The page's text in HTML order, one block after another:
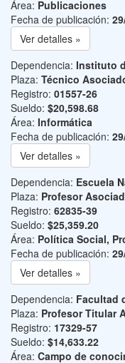
Área: Publicaciones
Fecha de publicación:
Ver detalles »
Dependencia: Instituto
Plaza: Técnico
Registro: 01557-26
Sueldo: $20,598.68
Área: Informática
Fecha de publicación:
Ver detalles »
Dependencia: Escuela
Plaza: Profesor
Registro: 62835-39
Sueldo: $25,359.20
Área: Política Social,
Fecha de publicación:
Ver detalles »
Dependencia: Facultad
Plaza: Profesor Titular
Registro: 17329-57
Sueldo: $14,633.22
Área: Campo de